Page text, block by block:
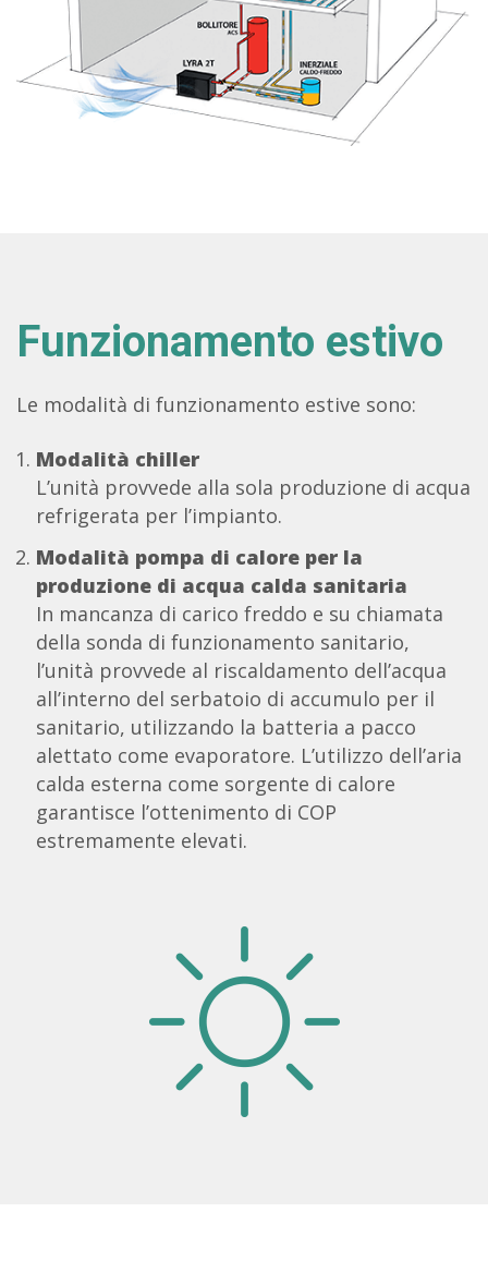
Funzionamento estivo
Le modalità di funzionamento estive sono:
Modalità chiller
L’unità provvede alla sola produzione di acqua
refrigerata per l’impianto.
Modalità pompa di calore per la
produzione di acqua calda sanitaria
In mancanza di carico freddo e su chiamata
della sonda di funzionamento sanitario,
l’unità provvede al riscaldamento dell’acqua
all’interno del serbatoio di accumulo per il
sanitario, utilizzando la batteria a pacco
alettato come evaporatore. L’utilizzo dell’aria
calda esterna come sorgente di calore
garantisce l’ottenimento di COP
estremamente elevati.